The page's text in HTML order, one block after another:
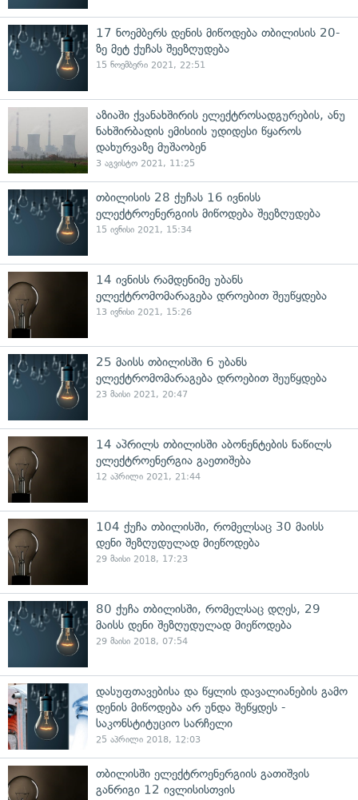
17 ნოემბერს დენის მიწოდება თბილისის 20-
ზე მეტ ქუჩას შეეზღუდება
15 ნოემბერი 2021, 22:51
აზიაში ქვანახშირის ელექტროსადგურების, ანუ
ნახშირბადის ემისიის უდიდესი წყაროს
დახურვაზე მუშაობენ
3 აგვისტო 2021, 11:25
თბილისის 28 ქუჩას 16 ივნისს
ელექტროენერგიის მიწოდება შეეზღუდება
15 ივნისი 2021, 15:34
14 ივნისს რამდენიმე უბანს
ელექტრომომარაგება დროებით შეუწყდება
13 ივნისი 2021, 15:26
25 მაისს თბილისში 6 უბანს
ელექტრომომარაგება დროებით შეუწყდება
23 მაისი 2021, 20:47
14 აპრილს თბილისში აბონენტების ნაწილს
ელექტროენერგია გაეთიშება
12 აპრილი 2021, 21:44
104 ქუჩა თბილისში, რომელსაც 30 მაისს
დენი შეზღუდულად მიეწოდება
29 მაისი 2018, 17:23
80 ქუჩა თბილისში, რომელსაც დღეს, 29
მაისს დენი შეზღუდულად მიეწოდება
29 მაისი 2018, 07:54
დასუფთავებისა და წყლის დავალიანების გამო
დენის მიწოდება არ უნდა შეწყდეს -
საკონსტიტუციო სარჩელი
25 აპრილი 2018, 12:03
თბილისში ელექტროენერგიის გათიშვის
განრიგი 12 ივლისისთვის